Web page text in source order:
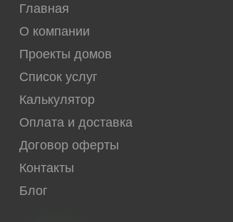
Главная
О компании
Проекты домов
Список услуг
Калькулятор
Оплата и доставка
Договор оферты
Контакты
Блог